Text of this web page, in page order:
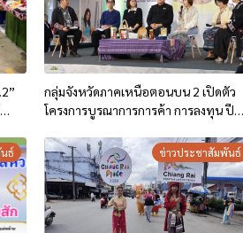
กลุ่มจังหวัดภาคเหนือตอนบน 2 เปิดตัว
โครงการบูรณาการการค้า การลงทุน ปี
ประชาชนและนักท่องเที่ยว
ธ์ ข่าวประชาสัมพันธ์